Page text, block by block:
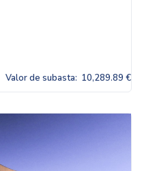
Valor de subasta: 10,289.89 €